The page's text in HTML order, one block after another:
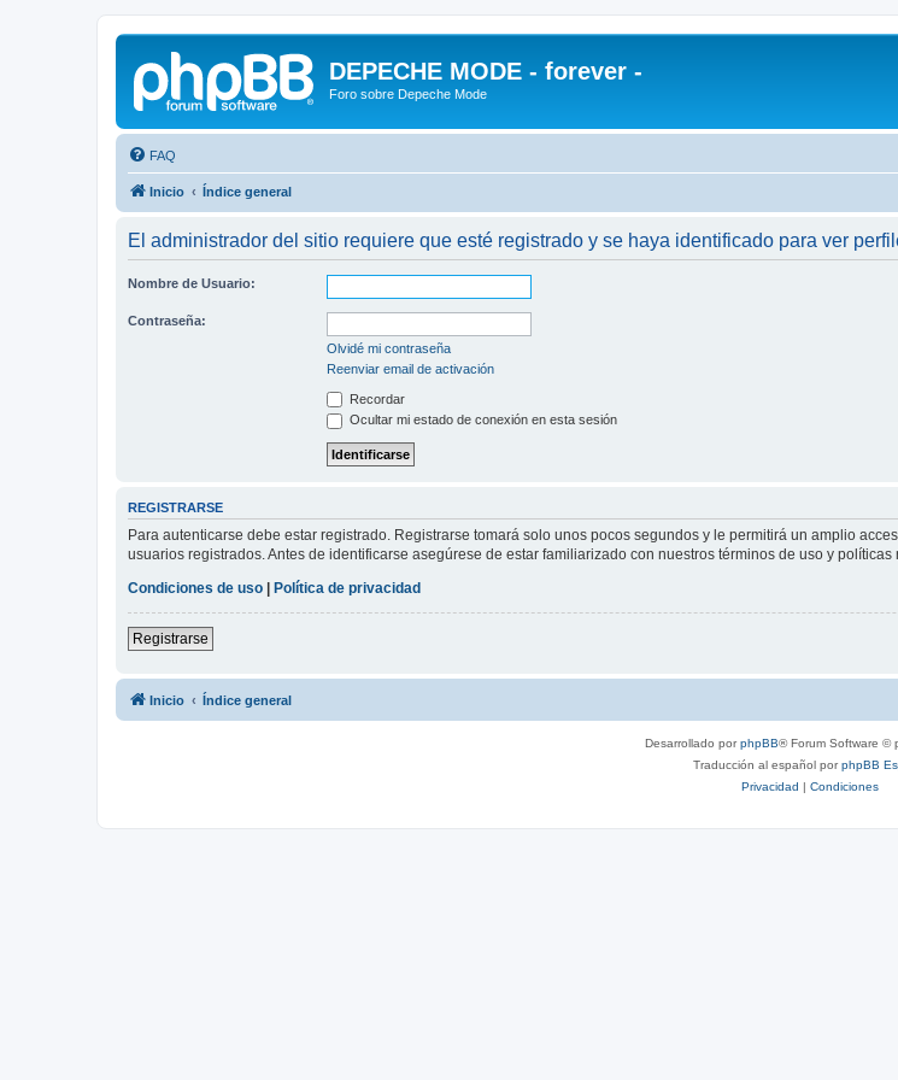
DEPECHE MODE - forever -
Foro sobre Depeche Mode
FAQ
Inicio Índice general
El administrador del sitio requiere que esté registrado y se haya identificado para ver
Nombre de Usuario:
Contraseña:
Olvidé mi contraseña
Reenviar email de activación
Recordar
Ocultar mi estado de conexión en esta sesión
REGISTRARSE
Para autenticarse debe estar registrado. Registrarse tomará solo unos pocos segundos y le permitirá un amplio
usuarios registrados. Antes de identificarse asegúrese de estar familiarizado con nuestros términos de uso y
Condiciones de uso
Política de privacidad
Registrarse
Inicio Índice general
Desarrollado porphpBB® Forum Software ©
Traducción al español porphpBB
Privacidad | Condiciones